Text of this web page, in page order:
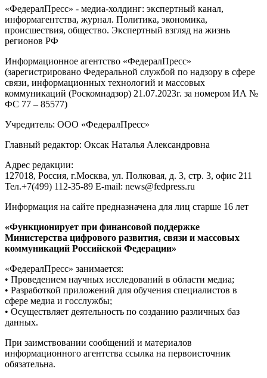
«ФедералПресс» - медиа-холдинг: экспертный канал,
информагентства, журнал. Политика, экономика,
происшествия, общество. Экспертный взгляд на жизнь
регионов РФ
Информационное агентство «ФедералПресс»
(зарегистрировано Федеральной службой по надзору в сфере
связи, информационных технологий и массовых
коммуникаций (Роскомнадзор) 21.07.2023г. за номером ИА №
ФС 77 – 85577)
Учредитель: ООО «ФедералПресс»
Главный редактор: Оксак Наталья Александровна
Адрес редакции:
127018, Россия, г.Москва, ул. Полковая, д. 3, стр. 3, офис 211
Тел.+7(499) 112-35-89 E-mail: news@fedpress.ru
Информация на сайте предназначена для лиц старше 16 лет
«Функционирует при финансовой поддержке
Министерства цифрового развития, связи и массовых
коммуникаций Российской Федерации»
«ФедералПресс» занимается:
• Проведением научных исследований в области медиа;
• Разработкой приложений для обучения специалистов в
сфере медиа и госслужбы;
• Осуществляет деятельность по созданию различных баз
данных.
При заимствовании сообщений и материалов
информационного агентства ссылка на первоисточник
обязательна.